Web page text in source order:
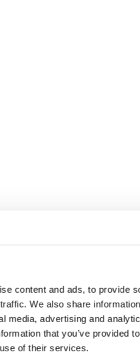
content and ads, to provide
We also share
media, advertising and
that you’ve provided
of their services.
gazowych
z wyglądu również
gazowego nie jest
mechaniczną i
elektrycznym.